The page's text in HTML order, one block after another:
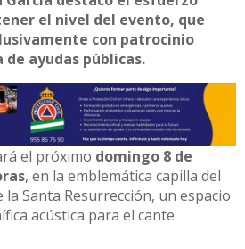
el nivel del evento, que
con patrocinio
ayudas públicas.
el próximo domingo 8 de
, en la emblemática capilla del
Santa Resurrección, un espacio
acústica para el cante